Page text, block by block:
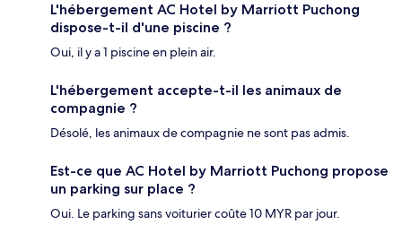
L'hébergement AC Hotel by Marriott Puchong
dispose-t-il d'une piscine ?
Oui, il y a 1 piscine en plein air.
L'hébergement accepte-t-il les animaux de
compagnie ?
Désolé, les animaux de compagnie ne sont pas admis.
Est-ce que AC Hotel by Marriott Puchong propose
un parking sur place ?
Oui. Le parking sans voiturier coûte 10 MYR par jour.